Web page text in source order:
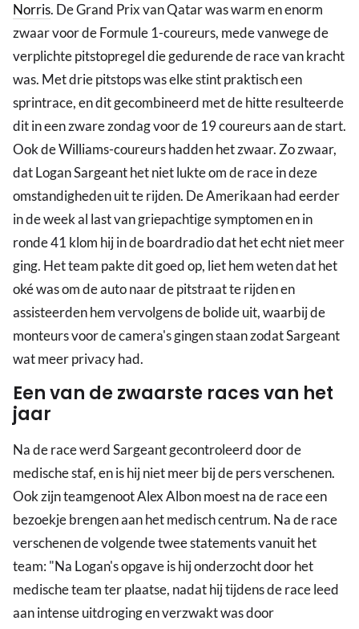
Norris. De Grand Prix van Qatar was warm en enorm
zwaar voor de Formule 1-coureurs, mede vanwege de
verplichte pitstopregel die gedurende de race van kracht
was. Met drie pitstops was elke stint praktisch een
sprintrace, en dit gecombineerd met de hitte resulteerde
dit in een zware zondag voor de 19 coureurs aan de start.
Ook de Williams-coureurs hadden het zwaar. Zo zwaar,
dat Logan Sargeant het niet lukte om de race in deze
omstandigheden uit te rijden. De Amerikaan had eerder
in de week al last van griepachtige symptomen en in
ronde 41 klom hij in de boardradio dat het echt niet meer
ging. Het team pakte dit goed op, liet hem weten dat het
oké was om de auto naar de pitstraat te rijden en
assisteerden hem vervolgens de bolide uit, waarbij de
monteurs voor de camera's gingen staan zodat Sargeant
wat meer privacy had.
Een van de zwaarste races van het
jaar
Na de race werd Sargeant gecontroleerd door de
medische staf, en is hij niet meer bij de pers verschenen.
Ook zijn teamgenoot Alex Albon moest na de race een
bezoekje brengen aan het medisch centrum. Na de race
verschenen de volgende twee statements vanuit het
team: "Na Logan's opgave is hij onderzocht door het
medische team ter plaatse, nadat hij tijdens de race leed
aan intense uitdroging en verzwakt was door